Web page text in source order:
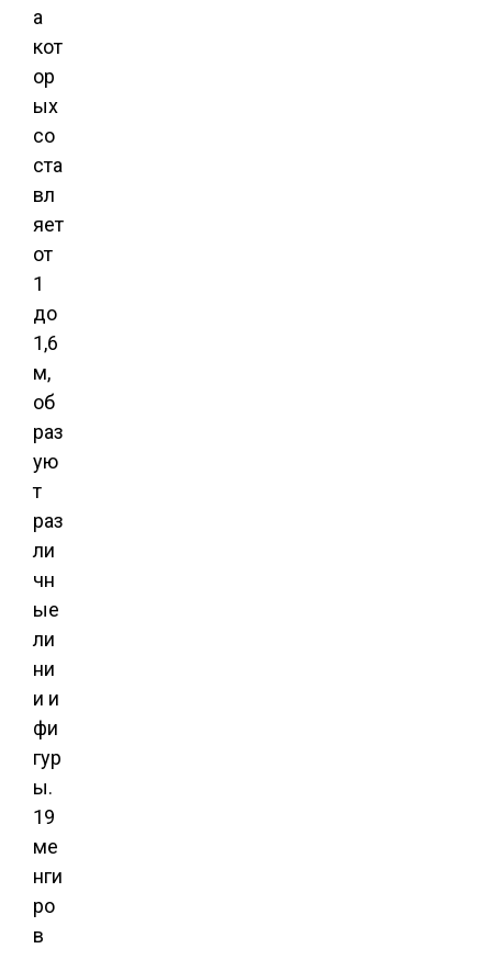
а
кот
ор
ых
со
ста
вл
яет
от
1
до
1,6
м,
об
раз
ую
т
раз
ли
чн
ые
ли
ни
и и
фи
гур
ы.
19
ме
нги
ро
в